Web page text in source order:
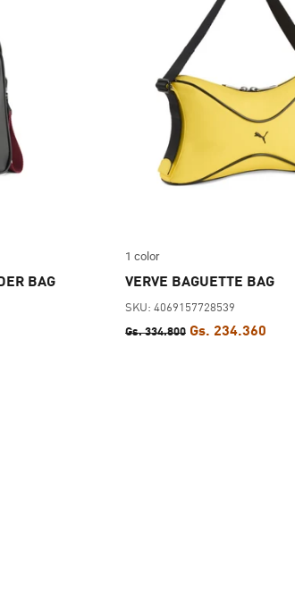
BAG
1 color
VERVE BAGUETTE BAG
SKU: 4069157728539
Gs. 334.800 Gs. 234.360